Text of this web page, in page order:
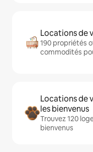
Locations de
190 propriétés
commodités
Locations de
les bienvenus
Trouvez 120
bienvenus